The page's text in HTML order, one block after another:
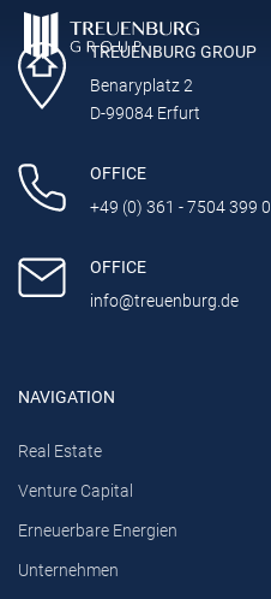
TREUENBURG GROUP
Benaryplatz 2
D-99084 Erfurt
OFFICE
+49 (0) 361 - 7504 399 0
OFFICE
info@treuenburg.de
NAVIGATION
Real Estate
Venture Capital
Erneuerbare Energien
Unternehmen